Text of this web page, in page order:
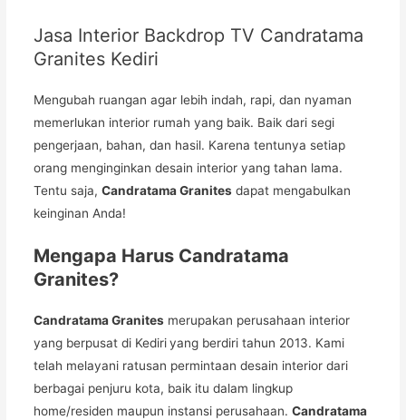
Jasa Interior Backdrop TV Candratama
Granites Kediri
Mengubah ruangan agar lebih indah, rapi, dan nyaman
memerlukan interior rumah yang baik. Baik dari segi
pengerjaan, bahan, dan hasil. Karena tentunya setiap
orang menginginkan desain interior yang tahan lama.
Tentu saja,Candratama Granites dapat mengabulkan
keinginan Anda!
Mengapa Harus Candratama
Granites?
Candratama Granites merupakan perusahaan interior
yang berpusat di Kediri yang berdiri tahun 2013. Kami
telah melayani ratusan permintaan desain interior dari
berbagai penjuru kota, baik itu dalam lingkup
home/residen maupun instansi perusahaan.Candratama